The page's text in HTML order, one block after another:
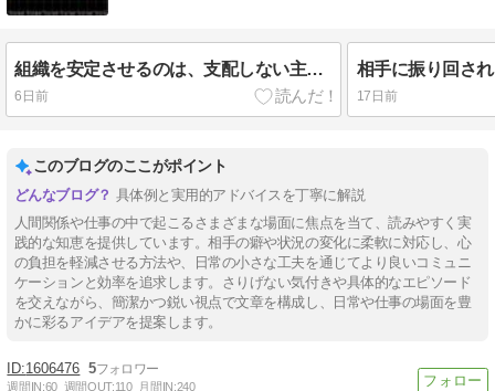
組織を安定させるのは、支配しない主導権
6日前
相手に振り回さ
17日前
このブログのここがポイント
具体例と実用的アドバイスを丁寧に解説
人間関係や仕事の中で起こるさまざまな場面に焦点を当て、読みやすく実
践的な知恵を提供しています。相手の癖や状況の変化に柔軟に対応し、心
の負担を軽減させる方法や、日常の小さな工夫を通じてより良いコミュニ
ケーションと効率を追求します。さりげない気付きや具体的なエピソード
を交えながら、簡潔かつ鋭い視点で文章を構成し、日常や仕事の場面を豊
かに彩るアイデアを提案します。
1606476 5
週間IN:60 週間OUT:110 月間IN:240